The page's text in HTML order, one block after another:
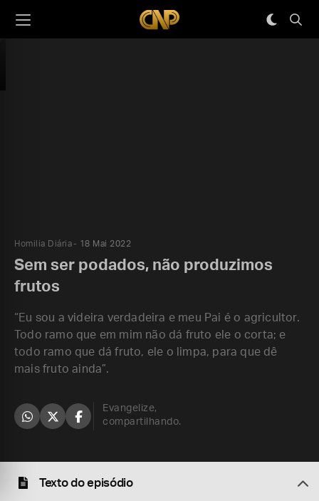
Homilia Diária 18 Mai 2022
Sem ser podados, não produzimos
frutos
“Eu sou a videira verdadeira e meu Pai é o agricultor.
Todo ramo que em mim não dá fruto ele o corta; e
todo ramo que dá fruto, ele o limpa, para que dê
mais fruto ainda”.
Evangelize,
compartilhando.
Texto do episódio